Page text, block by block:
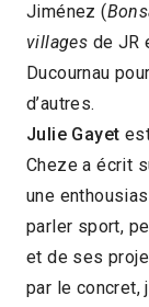
Jiménez (
villages de JR
Ducournau
d’autres.
Julie Gayet
Cheze a écrit
une
parler sport,
et de ses
par le concret,